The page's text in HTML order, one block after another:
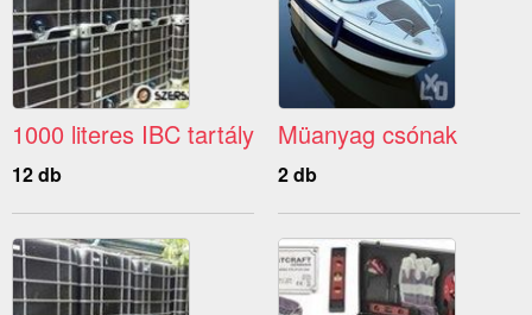
1000 literes IBC tartály
12 db
Müanyag csónak
2 db